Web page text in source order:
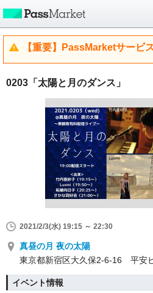
【重要】PassMarketサービ
0203「太陽と月のダンス」
2021/2/3(水) 19:15 ～ 22:30
真昼の月 夜の太陽
東京都新宿区大久保2-6-16 平安
イベント情報